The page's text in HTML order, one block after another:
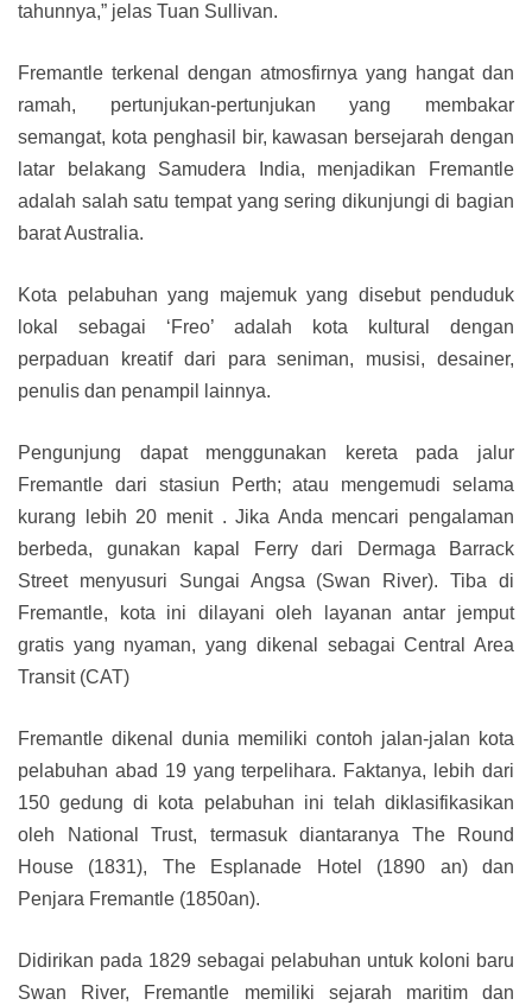
tahunnya,” jelas Tuan Sullivan.
Fremantle terkenal dengan atmosfirnya yang hangat dan
ramah, pertunjukan-pertunjukan yang membakar
semangat, kota penghasil bir, kawasan bersejarah dengan
latar belakang Samudera India, menjadikan Fremantle
adalah salah satu tempat yang sering dikunjungi di bagian
barat Australia.
Kota pelabuhan yang majemuk yang disebut penduduk
lokal sebagai ‘Freo’ adalah kota kultural dengan
perpaduan kreatif dari para seniman, musisi, desainer,
penulis dan penampil lainnya.
Pengunjung dapat menggunakan kereta pada jalur
Fremantle dari stasiun Perth; atau mengemudi selama
kurang lebih 20 menit . Jika Anda mencari pengalaman
berbeda, gunakan kapal Ferry dari Dermaga Barrack
Street menyusuri Sungai Angsa (Swan River). Tiba di
Fremantle, kota ini dilayani oleh layanan antar jemput
gratis yang nyaman, yang dikenal sebagai Central Area
Transit (CAT)
Fremantle dikenal dunia memiliki contoh jalan-jalan kota
pelabuhan abad 19 yang terpelihara. Faktanya, lebih dari
150 gedung di kota pelabuhan ini telah diklasifikasikan
oleh National Trust, termasuk diantaranya The Round
House (1831), The Esplanade Hotel (1890 an) dan
Penjara Fremantle (1850an).
Didirikan pada 1829 sebagai pelabuhan untuk koloni baru
Swan River, Fremantle memiliki sejarah maritim dan